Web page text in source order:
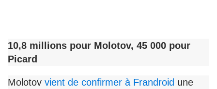
10,8 millions pour Molotov, 45 000 pour
Picard
Molotov vient de confirmer à Frandroid une